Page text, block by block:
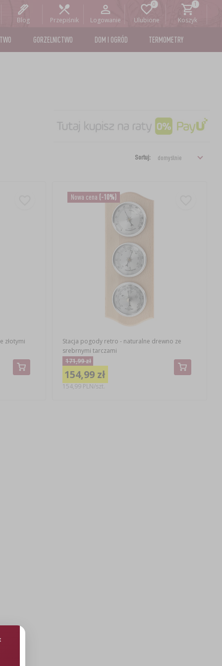
Blog Przepiśnik Logowanie Ulubione Koszyk
GORZELNICTWO DOM I OGRÓD TERMOMETRY
Sortuj:
złotymi
Nowa cena (-10%)
Stacja pogody retro - naturalne drewno ze
srebrnymi tarczami
171,99 zł
154,99 zł
154,99 PLN/szt.